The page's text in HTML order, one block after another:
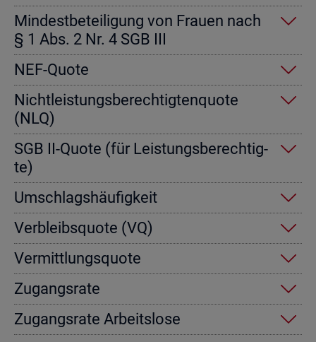
Min­dest­be­tei­li­gung von Frau­en nach
§ 1 Abs. 2 Nr. 4 SGB III
NEF-Quote
Nicht­leis­tungs­be­rech­tig­ten­quo­te
(NLQ)
SGB II-Quote (für Leis­tungs­be­rech­tig­
te)
Um­schlags­häu­fig­keit
Ver­bleibs­quo­te (VQ)
Ver­mitt­lungs­quo­te
Zu­gangs­ra­te
Zu­gangs­ra­te Ar­beits­lo­se